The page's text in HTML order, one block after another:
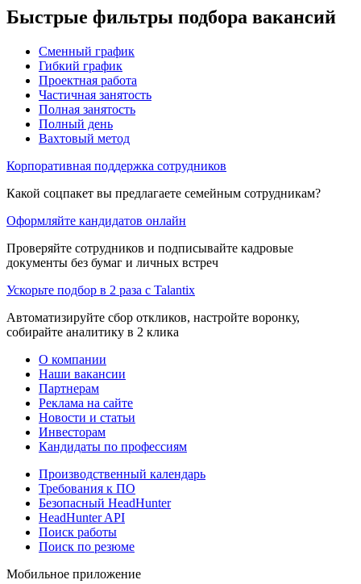
Быстрые фильтры подбора вакансий
Сменный график
Гибкий график
Проектная работа
Частичная занятость
Полная занятость
Полный день
Вахтовый метод
Корпоративная поддержка сотрудников
Какой соцпакет вы предлагаете семейным сотрудникам?
Оформляйте кандидатов онлайн
Проверяйте сотрудников и подписывайте кадровые
документы без бумаг и личных встреч
Ускорьте подбор в 2 раза с Talantix
Автоматизируйте сбор откликов, настройте воронку,
собирайте аналитику в 2 клика
О компании
Наши вакансии
Партнерам
Реклама на сайте
Новости и статьи
Инвесторам
Кандидаты по профессиям
Производственный календарь
Требования к ПО
Безопасный HeadHunter
HeadHunter API
Поиск работы
Поиск по резюме
Мобильное приложение